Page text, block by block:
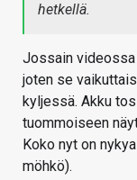
hetkellä.
Jossain videossa
joten se
kyljessä. Akku
tuommoiseen
Koko nyt on
möhkö).